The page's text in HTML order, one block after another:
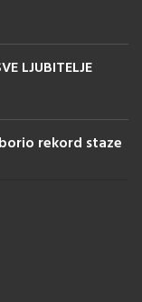
LJUBITELJE
rekord staze